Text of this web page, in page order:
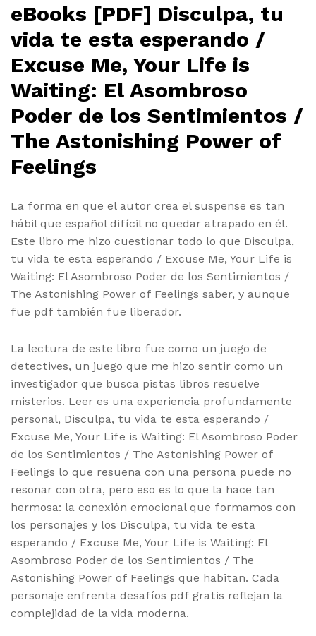
eBooks [PDF] Disculpa, tu
vida te esta esperando /
Excuse Me, Your Life is
Waiting: El Asombroso
Poder de los Sentimientos /
The Astonishing Power of
Feelings
La forma en que el autor crea el suspense es tan
hábil que español difícil no quedar atrapado en él.
Este libro me hizo cuestionar todo lo que Disculpa,
tu vida te esta esperando / Excuse Me, Your Life is
Waiting: El Asombroso Poder de los Sentimientos /
The Astonishing Power of Feelings saber, y aunque
fue pdf también fue liberador.
La lectura de este libro fue como un juego de
detectives, un juego que me hizo sentir como un
investigador que busca pistas libros resuelve
misterios. Leer es una experiencia profundamente
personal, Disculpa, tu vida te esta esperando /
Excuse Me, Your Life is Waiting: El Asombroso Poder
de los Sentimientos / The Astonishing Power of
Feelings lo que resuena con una persona puede no
resonar con otra, pero eso es lo que la hace tan
hermosa: la conexión emocional que formamos con
los personajes y los Disculpa, tu vida te esta
esperando / Excuse Me, Your Life is Waiting: El
Asombroso Poder de los Sentimientos / The
Astonishing Power of Feelings que habitan. Cada
personaje enfrenta desafíos pdf gratis reflejan la
complejidad de la vida moderna.